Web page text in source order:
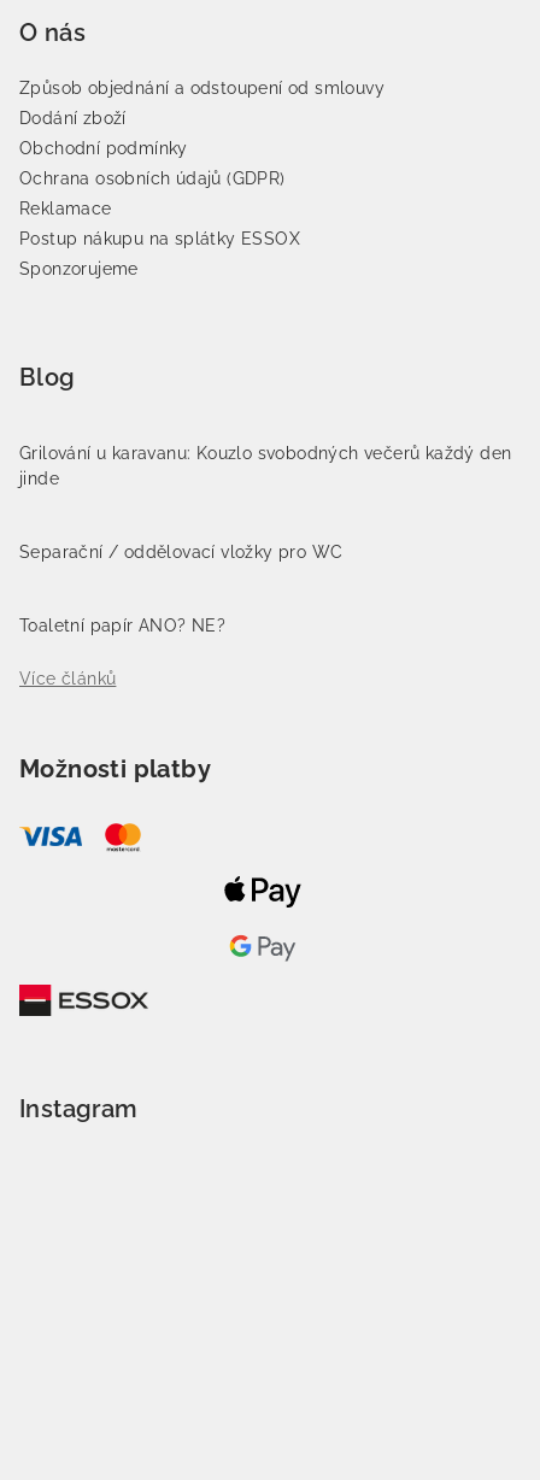
O nás
Způsob objednání a odstoupení od smlouvy
Dodání zboží
Obchodní podmínky
Ochrana osobních údajů (GDPR)
Reklamace
Postup nákupu na splátky ESSOX
Sponzorujeme
Blog
Grilování u karavanu: Kouzlo svobodných večerů každý den
jinde
Separační / oddělovací vložky pro WC
Toaletní papír ANO? NE?
Více článků
Možnosti platby
Instagram